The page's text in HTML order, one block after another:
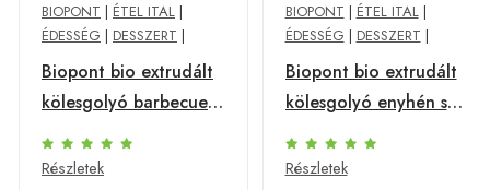
BIOPONT | ÉTEL ITAL |
ÉDESSÉG | DESSZERT |
Biopont bio extrudált
kölesgolyó barbecue
75 g
Részletek
BIOPONT | ÉTEL ITAL|
ÉDESSÉG | DESSZERT |
Biopont bio extrudált
kölesgolyó enyhén sós
100 g
Részletek